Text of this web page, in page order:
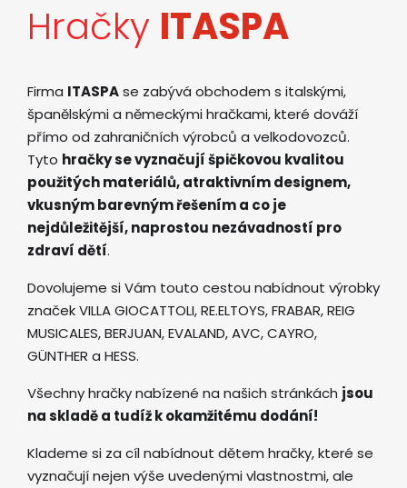
Hračky ITASPA
Firma ITASPAse zabývá obchodem s italskými,
španělskými a německými hračkami, které dováží
přímo od zahraničních výrobců a velkodovozců.
Tyto hračky se vyznačují špičkovou kvalitou
použitých materiálů, atraktivním designem,
vkusným barevným řešením a co je
nejdůležitější, naprostou nezávadností pro
zdraví dětí.
Dovolujeme si Vám touto cestou nabídnout výrobky
značek VILLA GIOCATTOLI, RE.ELTOYS, FRABAR, REIG
MUSICALES, BERJUAN, EVALAND, AVC, CAYRO,
GÜNTHER a HESS.
Všechny hračky nabízené na našich stránkách jsou
na skladě a tudíž k okamžitému dodání!
Klademe si za cíl nabídnout dětem hračky, které se
vyznačují nejen výše uvedenými vlastnostmi, ale